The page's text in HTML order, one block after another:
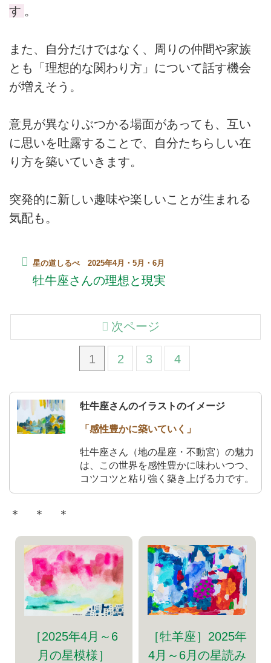
す 。
また、自分だけではなく、周りの仲間や家族
とも「理想的な関わり方」について話す機会
が増えそう。
意見が異なりぶつかる場面があっても、互い
に思いを吐露することで、自分たちらしい在
り方を築いていきます。
突発的に新しい趣味や楽しいことが生まれる
気配も。
星の道しるべ 2025年4月・5月・6月
牡牛座さんの理想と現実
1 2 3 4
次ページ
牡牛座さんのイラストのイメージ
「感性豊かに築いていく」
牡牛座さん（地の星座・不動宮）の魅力
は、この世界を感性豊かに味わいつつ、
コツコツと粘り強く築き上げる力です。
＊ ＊ ＊
［2025年4月～6
月の星模様］
［牡羊座］2025年
4月～6月の星読み